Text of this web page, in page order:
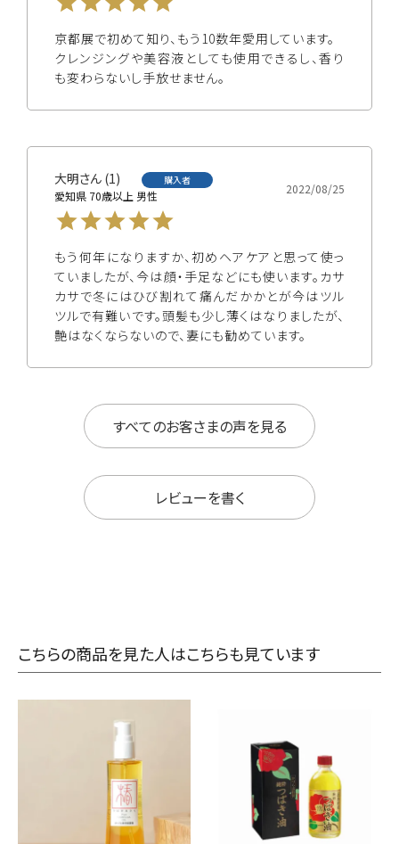
京都展で初めて知り、もう10数年愛用しています。
クレンジングや美容液としても使用できるし、香り
大明 1 購入者
愛知県 70歳以上 男性 2022/08/25
もう何年になりますか、初めヘアケアと思って使っ
ていましたが、今は顔・手足などにも使います。カサ
カサで冬にはひび割れて痛んだかかとが今はツル
ツルで有難いです。頭髪も少し薄くはなりましたが、
艶はなくならないので、妻にも勧めています。
すべてのお客さまの声を見る
レビューを書く
こちらの商品を見た人はこちらも見ています